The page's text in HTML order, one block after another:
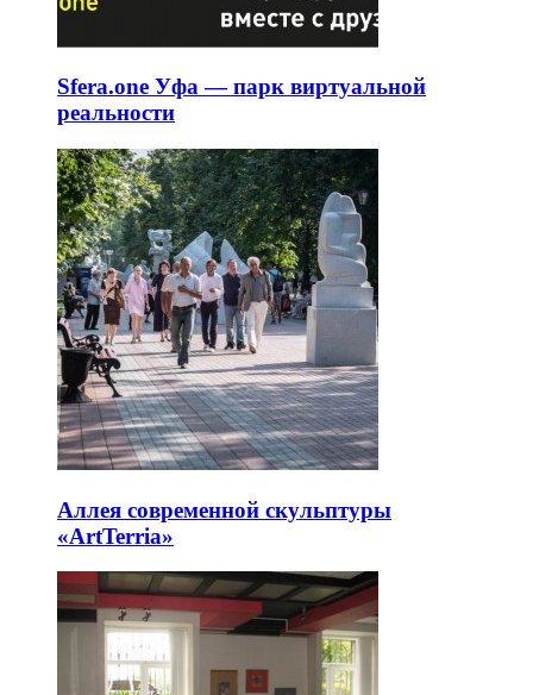
Sfera.one Уфа — парк виртуальной
реальности
Аллея современной скульптуры
«ArtTerria»